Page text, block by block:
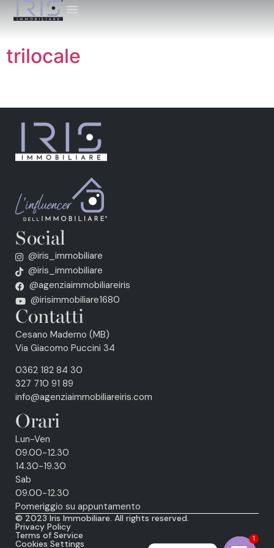
trilocale
Social
@iris_immobiliare
@iris_immobiliare
@agenziaimmobiliareiris
@irisimmobiliare1680
Contatti
Cesano Maderno (MB)
Via Giacomo Puccini 34
0362 182 84 30
327 710 91 89
info@agenziaimmobiliareiris.com
Orari
Lun-Ven
09.00-12.30
14.30-19.30
Sab
09.00-12.30
Pomeriggio su appuntamento
© 2023 Iris Immobiliare. All rights reserved.
Privacy Policy
Terms of Service
Cookies Settings 1